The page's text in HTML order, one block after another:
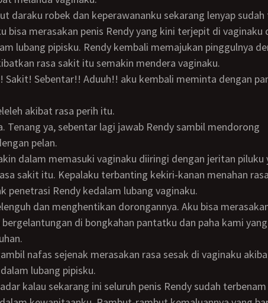
bisa merasakan penis Rendy yang kini terjepit di vaginaku
lubang pipisku. Rendy kembali memajukan pinggulnya
rasa sakit itu semakin mendera vaginaku.
akibat rasa perih itu.
pelan.
sakit itu. Kepalaku terbanting kekiri-kanan menahan
penetrasi Rendy kedalam lubang vaginaku.
bergelantungan di bongkahan pantatku dan paha kami
lubang pipisku.